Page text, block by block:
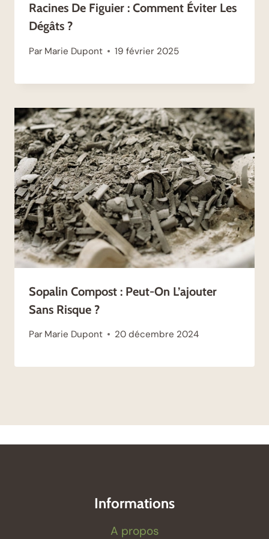
Racines De Figuier : Comment Éviter Les
Dégâts ?
Par Marie Dupont 19 février 2025
Sopalin Compost : Peut-On L’ajouter
Sans Risque ?
Par Marie Dupont 20 décembre 2024
Informations
A propos